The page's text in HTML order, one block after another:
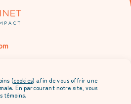
(cookies) afin de vous offrir une
En parcourant notre site, vous
témoins.
de Chantal